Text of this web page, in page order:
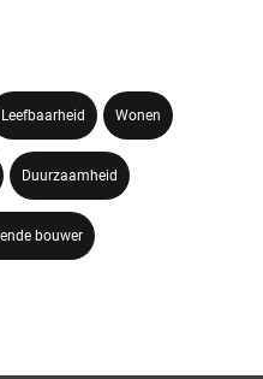
Leefbaarheid Wonen
Duurzaamheid
bouwer